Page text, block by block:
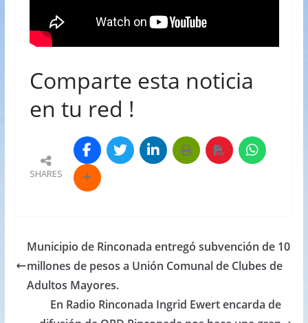
Comparte esta noticia
en tu red !
SHARES
Municipio de Rinconada entregó subvención de 10
millones de pesos a Unión Comunal de Clubes de
Adultos Mayores.
En Radio Rinconada Ingrid Ewert encarda de